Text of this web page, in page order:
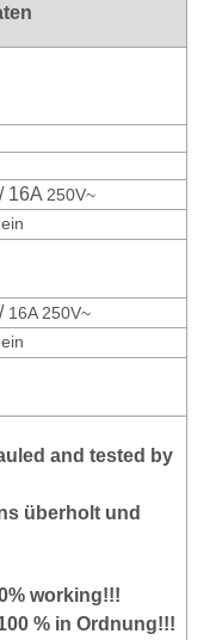
16A 250V~
16A 250V~
and tested by
überholt und
working!!!
% in Ordnung!!!